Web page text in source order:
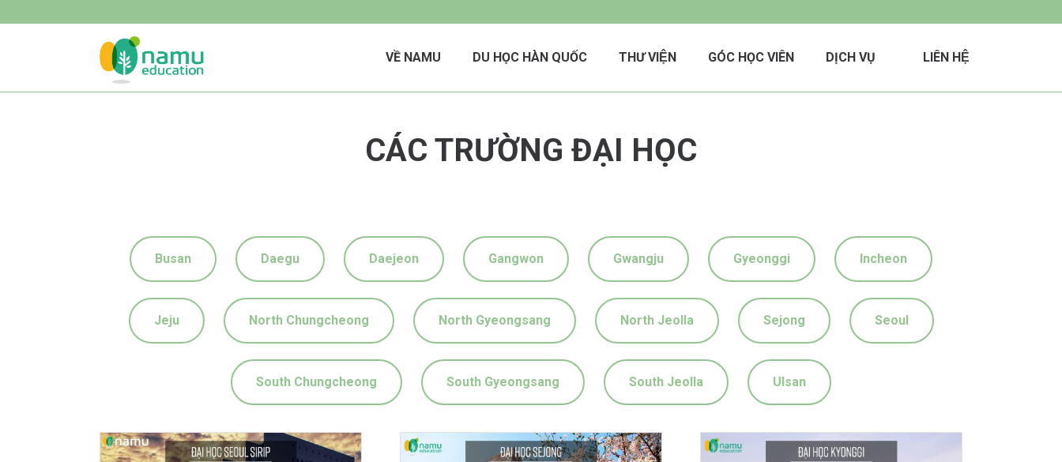
VỀ NAMU DU HỌC HÀN QUỐC THƯ VIỆN GÓC HỌC VIÊN DỊCH VỤ LIÊN HỆ
CÁC TRƯỜNG ĐẠI HỌC
Busan Daegu Daejeon Gangwon Gwangju Gyeonggi Incheon
Jeju North Chungcheong North Gyeongsang North Jeolla Sejong Seoul
South Chungcheong South Gyeongsang South Jeolla Ulsan